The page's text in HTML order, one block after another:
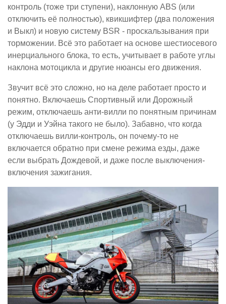
контроль (тоже три ступени), наклонную ABS (или
отключить её полностью), квикшифтер (два положения
и Выкл) и новую систему BSR - проскальзывания при
торможении. Всё это работает на основе шестиосевого
инерциального блока, то есть, учитывает в работе углы
наклона мотоцикла и другие нюансы его движения.
Звучит всё это сложно, но на деле работает просто и
понятно. Включаешь Спортивный или Дорожный
режим, отключаешь анти-вилли по понятным причинам
(у Эдди и Уэйна такого не было). Забавно, что когда
отключаешь вилли-контроль, он почему-то не
включается обратно при смене режима езды, даже
если выбрать Дождевой, и даже после выключения-
включения зажигания.